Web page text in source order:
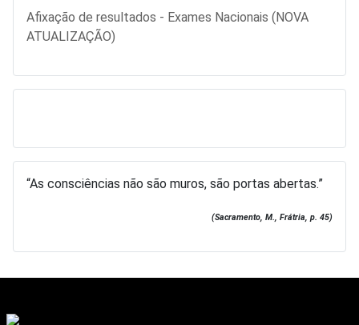
Afixação de resultados - Exames Nacionais (NOVA
ATUALIZAÇÃO)
“As consciências não são muros, são portas abertas.”
(Sacramento, M., Frátria, p. 45)